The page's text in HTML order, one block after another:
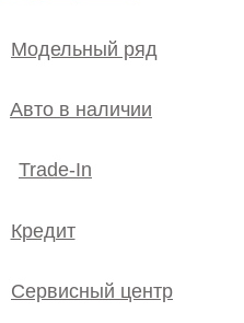
Модельный ряд
Авто в наличии
Trade-In
Кредит
Сервисный центр